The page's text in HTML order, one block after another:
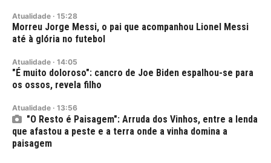
Atualidade · 15:28
Morreu Jorge Messi, o pai que acompanhou Lionel Messi
até à glória no futebol
Atualidade · 14:05
"É muito doloroso": cancro de Joe Biden espalhou-se para
os ossos, revela filho
Atualidade · 13:56
"O Resto é Paisagem": Arruda dos Vinhos, entre a lenda
que afastou a peste e a terra onde a vinha domina a
paisagem